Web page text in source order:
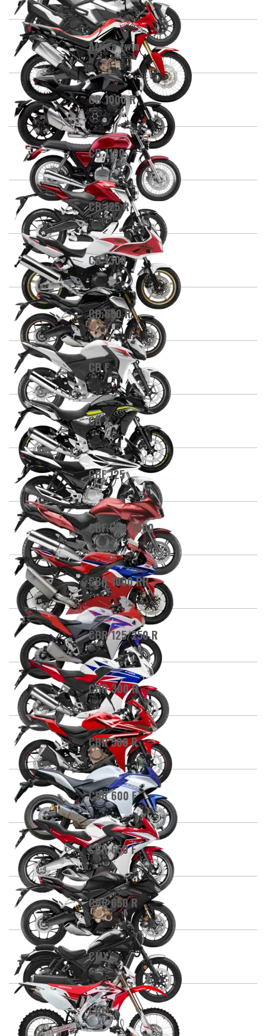
Africa Twin
CB 1000 R
CB 1100
CB 125 R
CB 1300
CB 650 R
CB F
CB X
CBF 125
CBF 600/1000
CBR 1000 RR
CBR 125/250 R
CBR 300 R
CBR 500 R
CBR 600 F
CBR 650 F
CBR 650 R
CMX
CRE